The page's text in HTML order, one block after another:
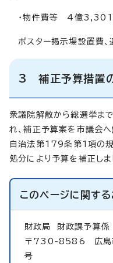
・物件費等 4億3,301
ポスター掲示場設置費、
3 補正予算措置
衆議院解散から総選挙ま
れ、補正予算案を市議会
自治法第179条第1項の
処分により予算を補正しま
このページに関する
財政局
財政課予算係
〒730-8586 広島
号